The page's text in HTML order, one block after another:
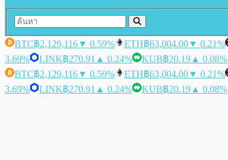
BTC฿2,129,116▼ 0.59% ETH฿63,004.00▼ 0.21%
3.69%
LINK฿270.91 ▲ 0.24% KUB฿20.19 ▲ 0.08%
BTC฿2,129,116▼ 0.59% ETH฿63,004.00▼ 0.21%
3.69%
LINK฿270.91 ▲ 0.24% KUB฿20.19 ▲ 0.08%